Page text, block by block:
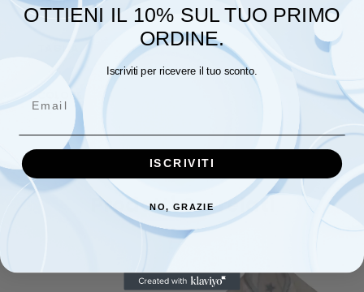
UNICA
COLORE VERDE, BIANCO, ROSA, ROSA ANTICO
Prodotti Correlati
OTTIENI IL 10% SUL TUO PRIMO
ORDINE.
Iscriviti per ricevere il tuo sconto.
ISCRIVITI
NO, GRAZIE